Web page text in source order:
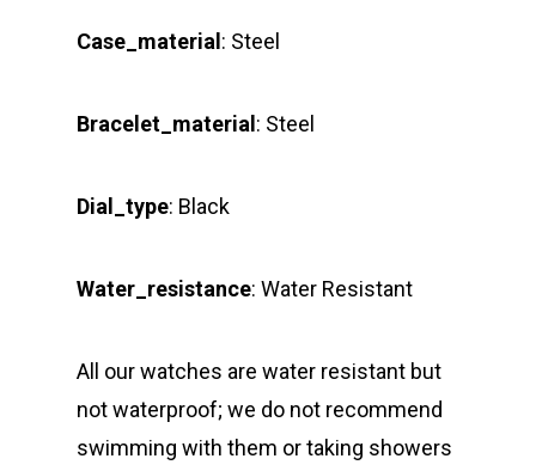
Case_material: Steel
Bracelet_material: Steel
Dial_type: Black
Water_resistance: Water Resistant
All our watches are water resistant but
not waterproof; we do not recommend
swimming with them or taking showers